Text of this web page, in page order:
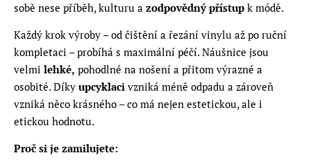
sobě nese příběh, kulturu a zodpovědný přístup k módě.
Každý krok výroby – od čištění a řezání vinylu až po ruční
kompletaci – probíhá s maximální péčí. Náušnice jsou
velmi lehké, pohodlné na nošení a přitom výrazné a
osobité. Díky upcyklaci vzniká méně odpadu a zároveň
vzniká něco krásného – co má nejen estetickou, ale i
etickou hodnotu.
Proč si je zamilujete: